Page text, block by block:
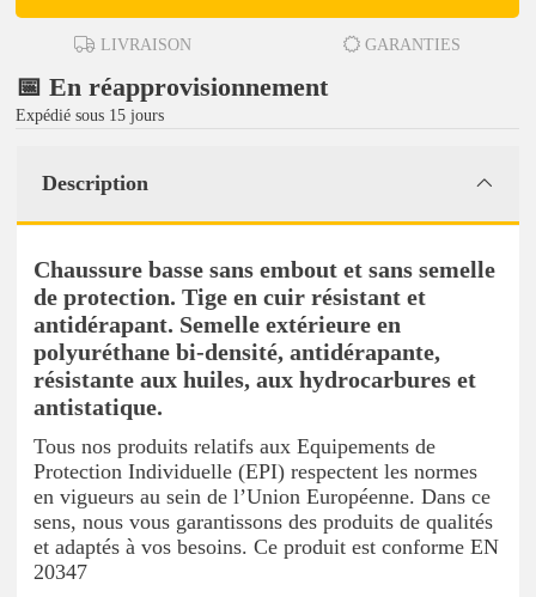
LIVRAISON GARANTIES
📅 En réapprovisionnement
Expédié sous 15 jours
Description
Chaussure basse sans embout et sans semelle
de protection. Tige en cuir résistant et
antidérapant. Semelle extérieure en
polyuréthane bi-densité, antidérapante,
résistante aux huiles, aux hydrocarbures et
antistatique.
Tous nos produits relatifs aux Equipements de
Protection Individuelle (EPI) respectent les normes
en vigueurs au sein de l’Union Européenne. Dans ce
sens, nous vous garantissons des produits de qualités
et adaptés à vos besoins. Ce produit est conforme EN
20347